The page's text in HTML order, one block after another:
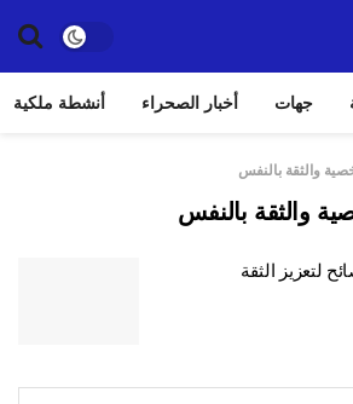
جهات أخبار الصحراء أنشطة ملكية
والثقة بالنفس
والثقة بالنفس
بالنفس: 6 نصائح لتعزيز الثقة